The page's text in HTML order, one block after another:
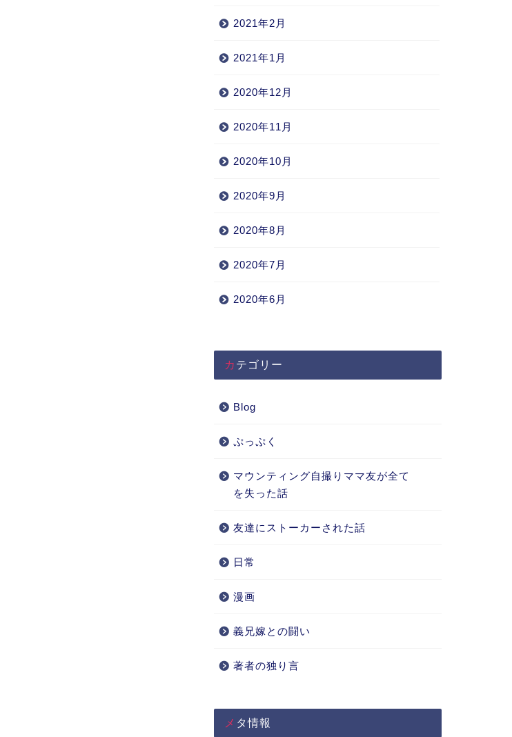
2021年2月
2021年1月
2020年12月
2020年11月
2020年10月
2020年9月
2020年8月
2020年7月
2020年6月
カテゴリー
Blog
ぷっぷく
マウンティング自撮りママ友が全て
を失った話
友達にストーカーされた話
日常
漫画
義兄嫁との闘い
著者の独り言
メタ情報